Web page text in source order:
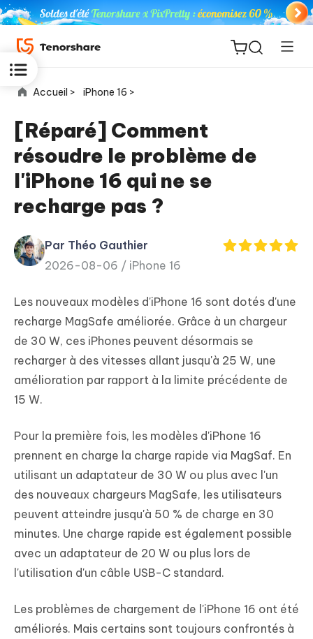
for iOS
PDF
Editor
New
iAnyGo
Accueil > iPhone 16 >
[Réparé] Comment
résoudre le problème de
l'iPhone 16 qui ne se
recharge pas ?
Par Théo Gauthier
2026-08-06 / iPhone 16
Les nouveaux modèles d'iPhone 16 sont dotés d'une
recharge MagSafe améliorée. Grâce à un chargeur
de 30 W, ces iPhones peuvent désormais se
recharger à des vitesses allant jusqu'à 25 W, une
amélioration par rapport à la limite précédente de
15 W.
Pour la première fois, les modèles d'iPhone 16
prennent en charge la charge rapide via MagSaf. En
utilisant un adaptateur de 30 W ou plus avec l'un
des nouveaux chargeurs MagSafe, les utilisateurs
peuvent atteindre jusqu'à 50 % de charge en 30
minutes. Une charge rapide est également possible
avec un adaptateur de 20 W ou plus lors de
l'utilisation d'un câble USB-C standard.
Les problèmes de chargement de l'iPhone 16 ont été
améliorés. Mais certains sont toujours confrontés à